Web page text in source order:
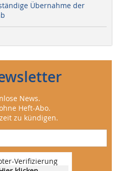
Übernahme der
News.
Heft-Abo.
zu kündigen.
Verifizierung